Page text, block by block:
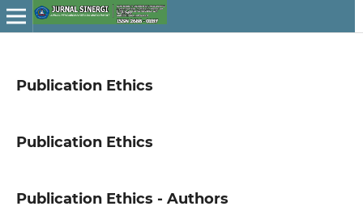
Publication Ethics
Publication Ethics
Publication Ethics - Authors